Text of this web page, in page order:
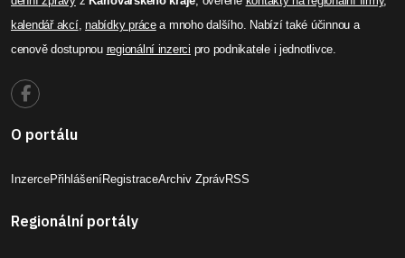
kalendář akcí,nabídky prácea mnoho dalšího. Nabízí také účinnou a
cenově dostupnou regionální inzerci pro podnikatele i jednotlivce.
O portálu
InzercePřihlášeníRegistraceArchiv ZprávRSS
Regionální portály